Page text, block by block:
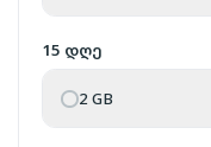
15 დღე
2 GB